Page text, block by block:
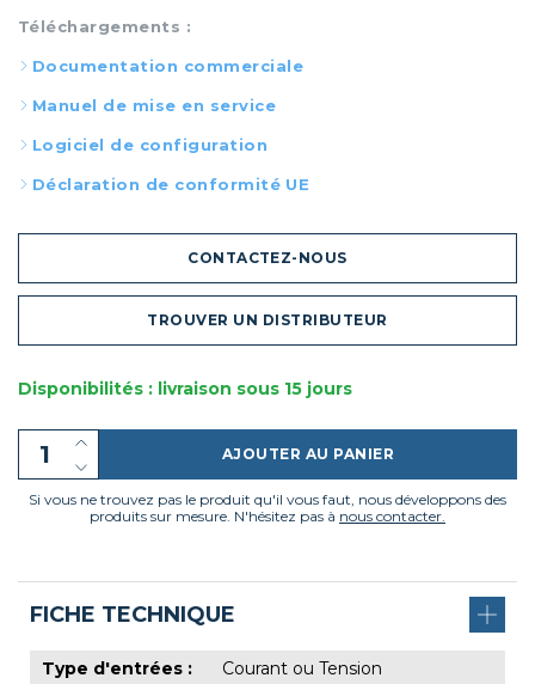
Téléchargements :
Documentation commerciale
Manuel de mise en service
Logiciel de configuration
Déclaration de conformité UE
CONTACTEZ-NOUS
TROUVER UN DISTRIBUTEUR
Disponibilités : livraison sous 15 jours
AJOUTER AU PANIER
Si vous ne trouvez pas le produit qu'il vous faut, nous développons des
produits sur mesure. N'hésitez pas à nous contacter.
FICHE TECHNIQUE
Type d'entrées :
Courant ou Tension